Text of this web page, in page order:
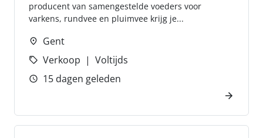
producent van samengestelde voeders voor
varkens, rundvee en pluimvee krijg je...
Gent
Verkoop
Voltijds
15 dagen geleden